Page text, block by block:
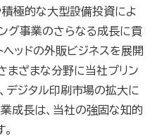
積極的な大型設備投資によ
グ事業のさらなる成長に貢
ヘッドの外販ビジネスを展開
まざまな分野に当社プリン
デジタル印刷市場の拡大に
成長は、当社の強固な知的